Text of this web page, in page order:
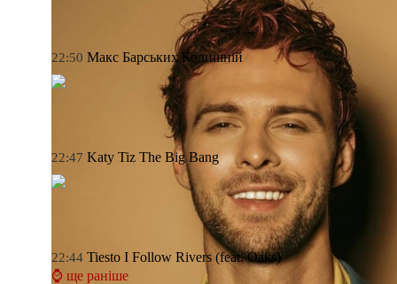
22:50 Макс Барських Колишній
22:47 Katy Tiz The Big Bang
22:44 Tiesto I Follow Rivers (feat. Oaks)
⌚ ще раніше